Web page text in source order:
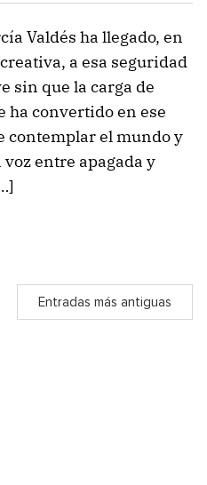
Valdés ha llegado, en
a esa seguridad
sin que la carga de
ha convertido en ese
contemplar el mundo y
entre apagada y
Entradas más antiguas